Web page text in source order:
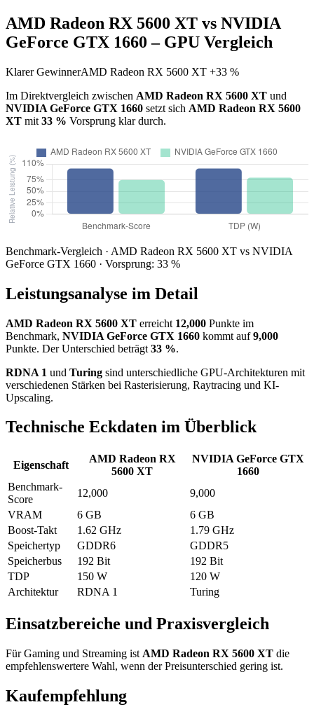
AMD Radeon RX 5600 XT vs NVIDIA
GeForce GTX 1660 – GPU Vergleich
Klarer GewinnerAMD Radeon RX 5600 XT +33 %
Im Direktvergleich zwischen AMD Radeon RX 5600 XT und
NVIDIA GeForce GTX 1660 setzt sich AMD Radeon RX 5600
XT mit 33 % Vorsprung klar durch.
Benchmark-Vergleich · AMD Radeon RX 5600 XT vs NVIDIA
GeForce GTX 1660 · Vorsprung: 33 %
Leistungsanalyse im Detail
AMD Radeon RX 5600 XT erreicht 12,000 Punkte im
Benchmark, NVIDIA GeForce GTX 1660 kommt auf9,000
Punkte. Der Unterschied beträgt 33 %.
RDNA 1 und Turing sind unterschiedliche GPU-Architekturen mit
verschiedenen Stärken bei Rasterisierung, Raytracing und KI-
Upscaling.
Technische Eckdaten im Überblick
Eigenschaft
AMD Radeon RX
5600 XT
NVIDIA GeForce GTX
1660
Benchmark-
Score
12,000
9,000
VRAM
6 GB
6 GB
Boost-Takt
1.62 GHz
1.79 GHz
Speichertyp
GDDR6
GDDR5
Speicherbus
192 Bit
192 Bit
TDP
150 W
120 W
Architektur
RDNA 1 Turing
Einsatzbereiche und Praxisvergleich
Für Gaming und Streaming ist AMD Radeon RX 5600 XT die
empfehlenswertere Wahl, wenn der Preisunterschied gering ist.
Kaufempfehlung